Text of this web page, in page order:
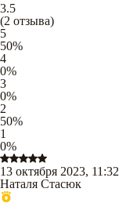
3.5
(2 отзыва)
5
50%
4
0%
3
0%
2
50%
1
0%
13 октября 2023, 11:32
Наталя Стасюк